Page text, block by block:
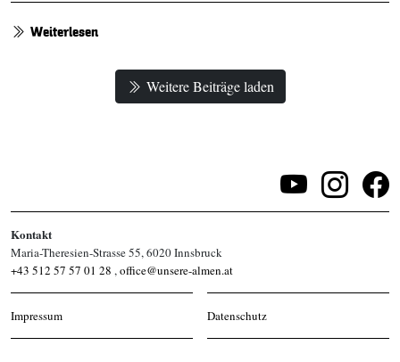
Weiterlesen
Weitere Beiträge laden
Kontakt
Maria-Theresien-Strasse 55, 6020 Innsbruck
+43 512 57 57 01 28 ,office@unsere-almen.at
Impressum Datenschutz